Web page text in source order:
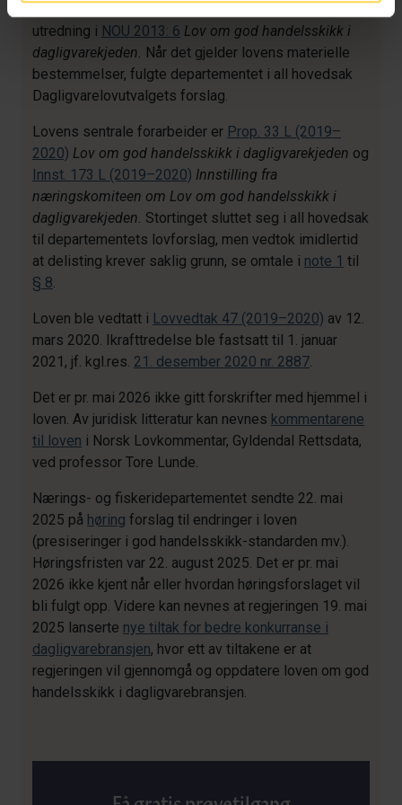
verdikjeden for matog Dagligvarelovutvalgets
utredning i NOU 2013: 6 Lov om god handelsskikk i
dagligvarekjeden. Når det gjelder lovens materielle
bestemmelser, fulgte departementet i all hovedsak
Dagligvarelovutvalgets forslag.
Lovens sentrale forarbeider er Prop. 33 L (2019–
2020) Lov om god handelsskikk i dagligvarekjeden og
Innst. 173 L (2019–2020) Innstilling fra
næringskomiteen om Lov om god handelsskikk i
dagligvarekjeden. Stortinget sluttet seg i all hovedsak
til departementets lovforslag, men vedtok imidlertid
at delisting krever saklig grunn, se omtale i note 1 til
§ 8.
Loven ble vedtatt i Lovvedtak 47 (2019–2020) av 12.
mars 2020. Ikrafttredelse ble fastsatt til 1. januar
2021, jf. kgl.res. 21. desember 2020 nr. 2887.
Det er pr. mai 2026 ikke gitt forskrifter med hjemmel i
loven. Av juridisk litteratur kan nevnes kommentarene
til loven i Norsk Lovkommentar, Gyldendal Rettsdata,
ved professor Tore Lunde.
Nærings- og fiskeridepartementet sendte 22. mai
2025 på høring forslag til endringer i loven
(presiseringer i god handelsskikk-standarden mv.).
Høringsfristen var 22. august 2025. Det er pr. mai
2026 ikke kjent når eller hvordan høringsforslaget vil
bli fulgt opp. Videre kan nevnes at regjeringen 19. mai
2025 lanserte nye tiltak for bedre konkurranse i
dagligvarebransjen, hvor ett av tiltakene er at
regjeringen vil gjennomgå og oppdatere loven om god
handelsskikk i dagligvarebransjen.